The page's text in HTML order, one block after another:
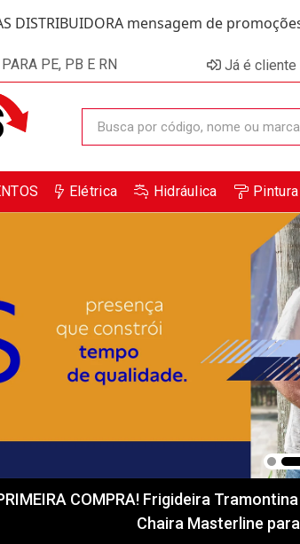
DISTRIBUIDORA mensagem de
PE, PB E RN Já é cliente
Elétrica Hidráulica Pintura
PRIMEIRA COMPRA! Frigideira
Chaira Masterline